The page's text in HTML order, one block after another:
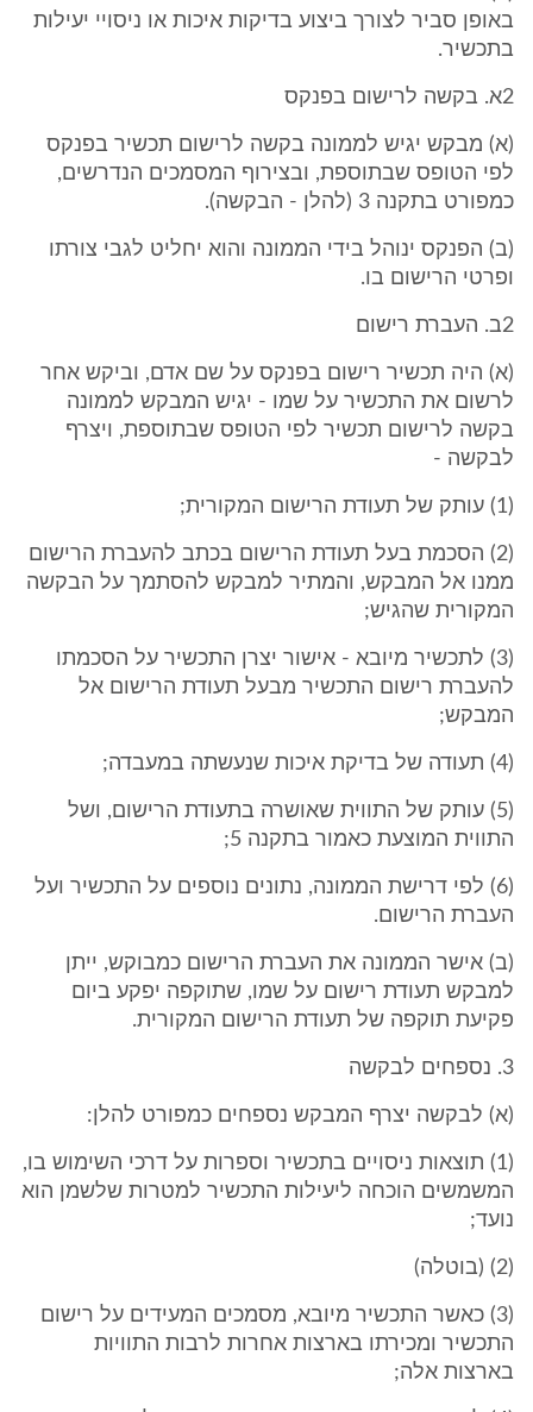
באופן סביר לצורך ביצוע בדיקות איכות או ניסויי יעילות
בתכשיר.
2א. בקשה לרישום בפנקס
(א) מבקש יגיש לממונה בקשה לרישום תכשיר בפנקס
לפי הטופס שבתוספת, ובצירוף המסמכים הנדרשים,
כמפורט בתקנה 3 (להלן - הבקשה).
(ב) הפנקס ינוהל בידי הממונה והוא יחליט לגבי צורתו
ופרטי הרישום בו.
2ב. העברת רישום
(א) היה תכשיר רישום בפנקס על שם אדם, וביקש אחר
לרשום את התכשיר על שמו - יגיש המבקש לממונה
בקשה לרישום תכשיר לפי הטופס שבתוספת, ויצרף
לבקשה -
(1) עותק של תעודת הרישום המקורית;
(2) הסכמת בעל תעודת הרישום בכתב להעברת הרישום
ממנו אל המבקש, והמתיר למבקש להסתמך על הבקשה
המקורית שהגיש;
(3) לתכשיר מיובא - אישור יצרן התכשיר על הסכמתו
להעברת רישום התכשיר מבעל תעודת הרישום אל
המבקש;
(4) תעודה של בדיקת איכות שנעשתה במעבדה;
(5) עותק של התווית שאושרה בתעודת הרישום, ושל
התווית המוצעת כאמור בתקנה 5;
(6) לפי דרישת הממונה, נתונים נוספים על התכשיר ועל
העברת הרישום.
(ב) אישר הממונה את העברת הרישום כמבוקש, ייתן
למבקש תעודת רישום על שמו, שתוקפה יפקע ביום
פקיעת תוקפה של תעודת הרישום המקורית.
3. נספחים לבקשה
(א) לבקשה יצרף המבקש נספחים כמפורט להלן:
(1) תוצאות ניסויים בתכשיר וספרות על דרכי השימוש בו,
המשמשים הוכחה ליעילות התכשיר למטרות שלשמן הוא
נועד;
(2) (בוטלה)
(3) כאשר התכשיר מיובא, מסמכים המעידים על רישום
התכשיר ומכירתו בארצות אחרות לרבות התוויות
בארצות אלה;